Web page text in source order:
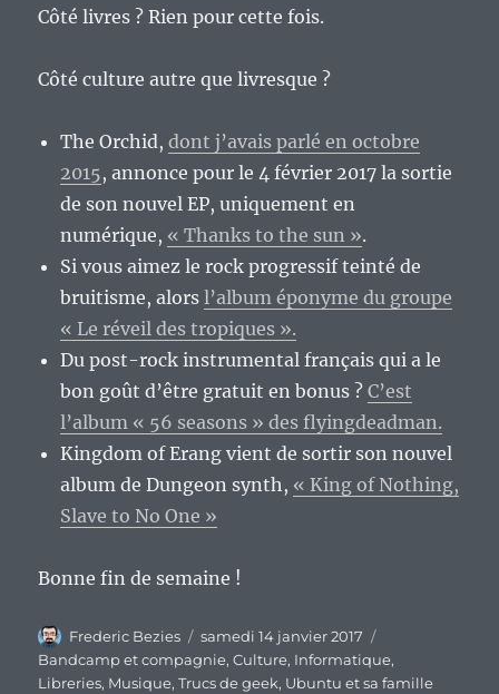
Côté livres ? Rien pour cette fois.
Côté culture autre que livresque ?
The Orchid,dont j’avais parlé en octobre
2015, annonce pour le 4 février 2017 la sortie
de son nouvel EP, uniquement en
numérique, « Thanks to the sun ».
Si vous aimez le rock progressif teinté de
bruitisme, alorsl’album éponyme du groupe
« Le réveil des tropiques ».
Du post-rock instrumental français qui a le
bon goût d’être gratuit en bonus ?C’est
l’album « 56 seasons » des flyingdeadman.
Kingdom of Erang vient de sortir son nouvel
album de Dungeon synth, « King of Nothing,
Slave to No One »
Bonne fin de semaine !
Auteur
Frederic Bezies
Publié
le
samedi 14 janvier 2017
Bandcamp et compagnie,Culture, Informatique,
Libreries, Musique,Trucs de geek, Ubuntu et sa famille